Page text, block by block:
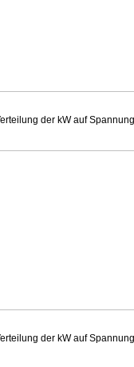
der kW auf
der kW auf